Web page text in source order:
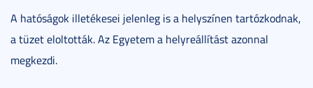
A hatóságok illetékesei jelenleg is a helyszínen tartózkodnak,
a tüzet eloltották. Az Egyetem a helyreállítást azonnal
megkezdi.